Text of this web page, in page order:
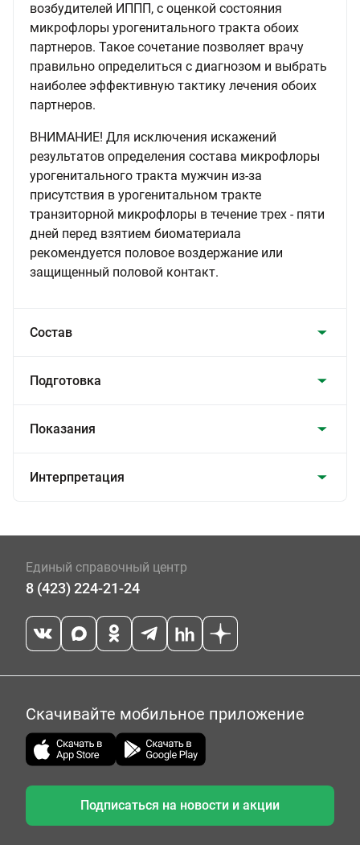
возбудителей ИППП, с оценкой состояния
микрофлоры урогенитального тракта обоих
партнеров. Такое сочетание позволяет врачу
правильно определиться с диагнозом и выбрать
наиболее эффективную тактику лечения обоих
партнеров.
ВНИМАНИЕ! Для исключения искажений
результатов определения состава микрофлоры
урогенитального тракта мужчин из-за
присутствия в урогенитальном тракте
транзиторной микрофлоры в течение трех - пяти
дней перед взятием биоматериала
рекомендуется половое воздержание или
защищенный половой контакт.
Состав
Подготовка
Показания
Интерпретация
Единый справочный центр
8 (423) 224-21-24
Скачивайте мобильное приложение
Подписаться на новости и акции